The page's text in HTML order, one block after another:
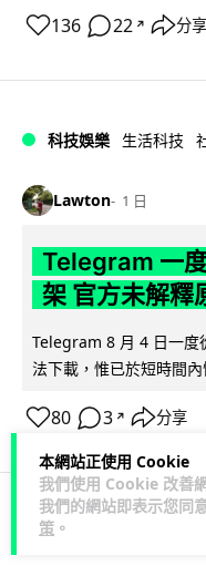
本網站正使用 Cookie
我們使用 Cookie 改善
我們的網站即表示您同
策 。
136 22 ↗ 分享
科技娛樂 生活科技
Lawton 1 日
Telegram 一
架 官方未解釋
Telegram 8 月 4 日一
法下載，惟已於短時間
80 3 ↗ 分享
科技娛樂